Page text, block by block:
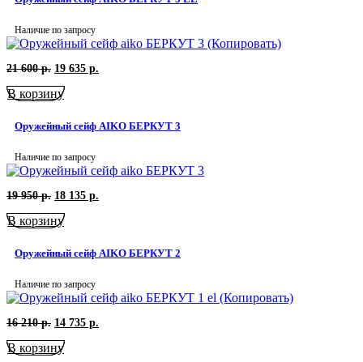
Наличие по запросу
21 600р. Первоначальная
составляла
600
р..
19 635 р.
р..
В корзину
Оружейный сейф AIKO БЕРКУТ 3
Наличие по запросу
19 950р. Первоначальная
составляла
950
р..
18 135 р.
р..
В корзину
Оружейный сейф AIKO БЕРКУТ 2
Наличие по запросу
16 210р. Первоначальная
составляла
14 735 р.
В корзину